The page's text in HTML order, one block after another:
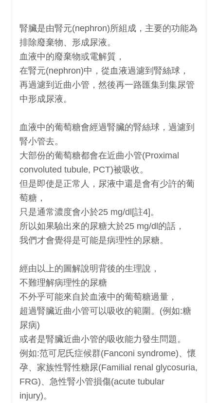
腎臟是由腎元(nephron)所組成，主要的功能為
排除廢棄物、形成尿液。
血液中的廢棄物或電解質，
在腎元(nephron)中， 從血液過濾到 腎絲球，
再過濾到近曲小管，然後再一路匯集到集尿管
中形成尿液。
血液中的葡萄糖會經過腎臟的腎絲球，過濾到
腎小管去。
大部份的葡萄糖都會在近曲小管(Proximal
convoluted tubule, PCT)被吸收。
但是即使是正常人，尿液中還是會有少許的葡
萄糖，
只是通常濃度會小於25 mg/dl[註4]。
所以如果驗出來的尿糖大於25 mg/dl的話，
我們才會覺得是可能是病理性的尿糖。
經由以上的圖解說明背後的生理說，
不難理解病理性的尿糖
不外乎可能來自於血液中的葡萄糖過量，
超過腎臟近曲小管可以吸收的範圍。(例如:糖
尿病)
或者是腎臟近曲小管的吸收能力發生問題。
例如:范可尼氏症候群(Fanconi syndrome)、懷
孕、家族性腎性糖尿(Familial renal glycosuria,
FRG)、急性腎小管損傷(acute tubular
injury)。